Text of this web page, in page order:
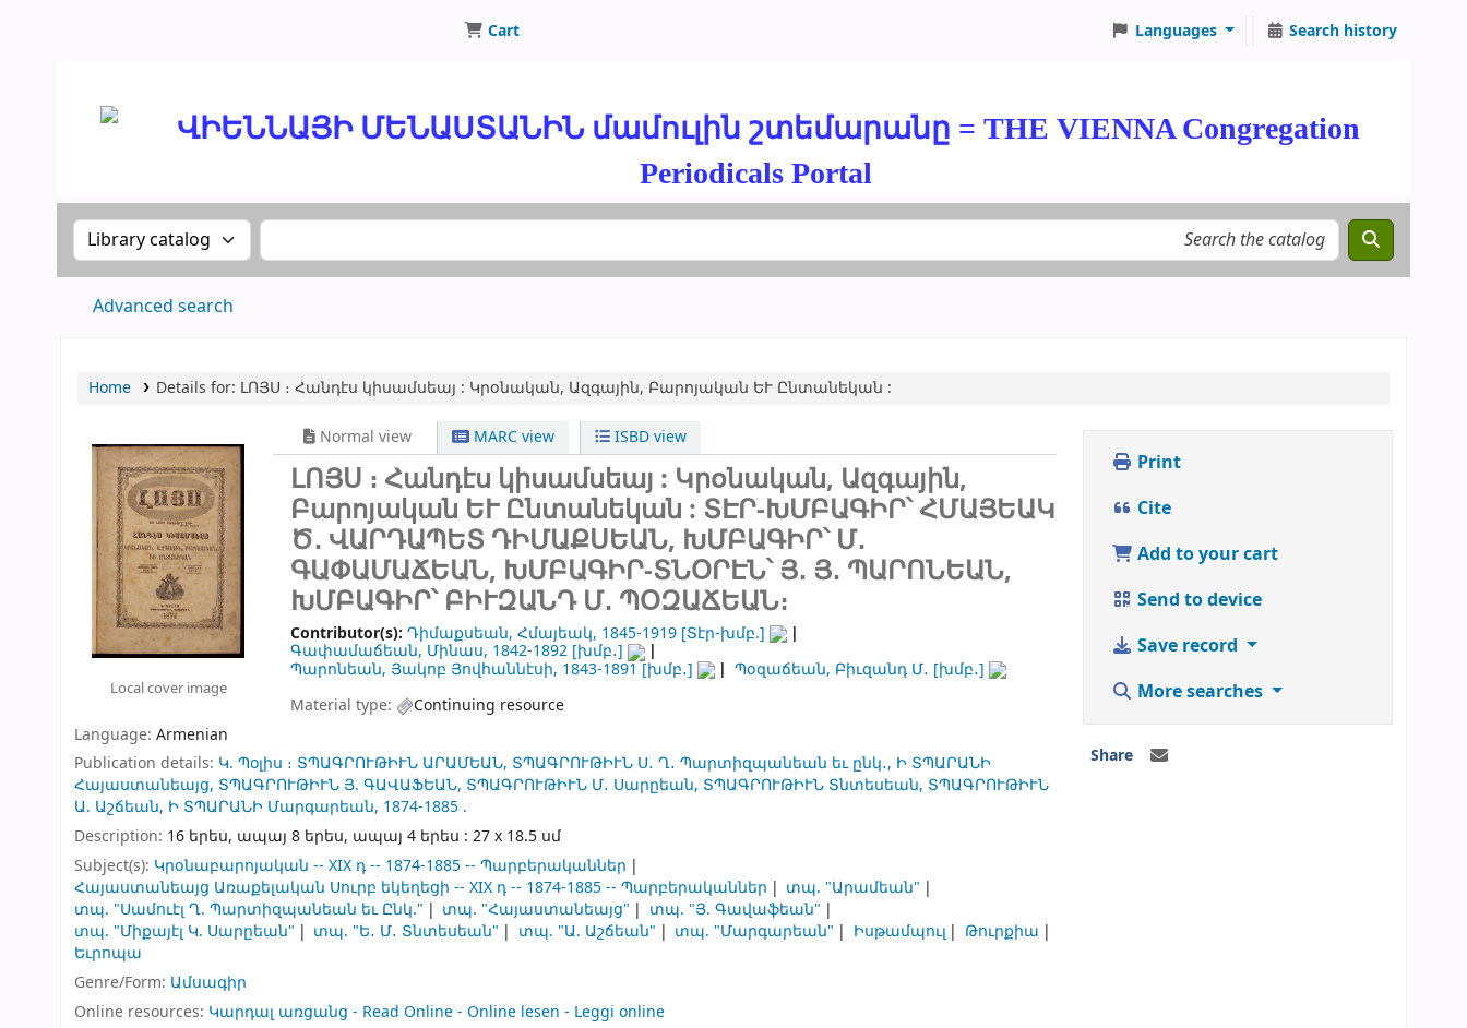
Cart Languages Search history
ՎԻԵՆՆԱՅԻ ՄԵՆԱՍՏԱՆԻՆ մամուլին շտեմարանը = THE VIENNA Congregation
Periodicals Portal
Search the catalog by:Search the catalog
Advanced search
Home Details for: ԼՈՅՍ ։ Հանդէս կիսամսեայ : Կրօնական, Ազգային, Բարոյական ԵՒ Ընտանեկան :
Local cover image
Normal view MARC view ISBD view
ԼՈՅՍ ։ Հանդէս կիսամսեայ : Կրօնական, Ազգային,
Բարոյական ԵՒ Ընտանեկան : ՏԷՐ-ԽՄԲԱԳԻՐ՝ ՀՄԱՅԵԱԿ
Ծ․ ՎԱՐԴԱՊԵՏ ԴԻՄԱՔՍԵԱՆ, ԽՄԲԱԳԻՐ՝ Մ․
ԳԱՓԱՄԱՃԵԱՆ, ԽՄԲԱԳԻՐ-ՏՆՕՐԷՆ՝ Յ․ Յ․ ՊԱՐՈՆԵԱՆ,
ԽՄԲԱԳԻՐ՝ ԲԻՒԶԱՆԴ Մ․ ՊՕԶԱՃԵԱՆ։
Contributor(s):Դիմաքսեան, Հմայեակ, 1845-1919 [Տէր-խմբ.]
Գափամաճեան, Մինաս, 1842-1892 [խմբ․]
Պարոնեան, Յակոբ Յովհաննէսի, 1843-1891[խմբ․] Պօզաճեան, Բիւզանդ Մ․ [խմբ․]
Material type:
Continuing resource
Language: Armenian
Publication details: Կ. Պoլիս ։ ՏՊԱԳՐՈՒԹԻՒՆ ԱՐԱՄԵԱՆ, ՏՊԱԳՐՈՒԹԻՒՆ Ս․ Ղ․ Պարտիզպանեան եւ ընկ․, Ի ՏՊԱՐԱՆԻ
Հայաստանեայց, ՏՊԱԳՐՈՒԹԻՒՆ Յ. ԳԱՎԱՖԵԱՆ, ՏՊԱԳՐՈՒԹԻՒՆ Մ․ Սարըեան, ՏՊԱԳՐՈՒԹԻՒՆ Տնտեսեան, ՏՊԱԳՐՈՒԹԻՒՆ
Ա. Աշճեան, Ի ՏՊԱՐԱՆԻ Մարգարեան, 1874-1885 .
Description: 16 երես, ապայ 8 երես, ապայ 4 երես : 27 x 18.5 սմ
Subject(s): Կրօնաբարոյական -- XIX դ -- 1874-1885 -- Պարբերականներ
Հայաստանեայց Առաքելական Սուրբ եկեղեցի -- XIX դ -- 1874-1885 -- Պարբերականներ
տպ. "Արամեան"
տպ. "Սամուէլ Ղ. Պարտիզպանեան եւ Ընկ."
տպ. "Հայաստանեայց"
տպ. "Յ. Գավաֆեան"
տպ. "Միքայէլ Կ. Սարըեան"
տպ. "Ե․ Մ․ Տնտեսեան" տպ. "Ա. Աշճեան" տպ. "Մարգարեան" Իսթամպուլ
Թուրքիա
Եւրոպա
Genre/Form: Ամսագիր
Online resources: Կարդալ առցանց - Read Online - Online lesen - Leggi online
Print
Cite
Add to your cart
Send to device
Save record
More searches
Share